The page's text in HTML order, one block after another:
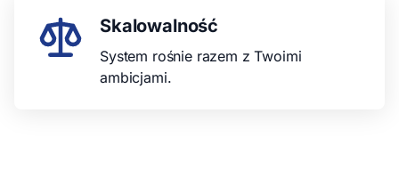
Skalowalność
System rośnie razem z Twoimi
ambicjami.